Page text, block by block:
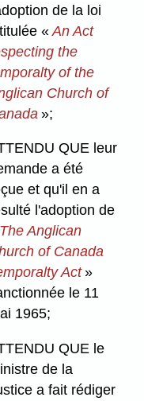
de la loi
«An Act
the
of the
Church of
»;
QUE leur
a été
et qu'il en a
l'adoption de
The Anglican
of Canada
Act»
le 11
1965;
QUE le
de la
a fait rédiger